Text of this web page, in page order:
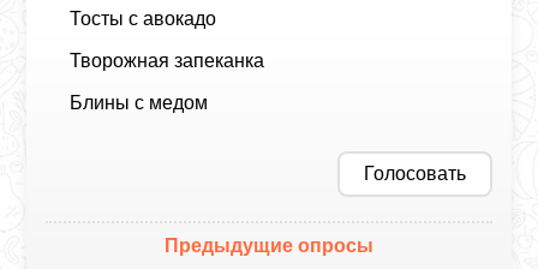
Тосты с авокадо
Творожная запеканка
Блины с медом
Голосовать
Предыдущие опросы